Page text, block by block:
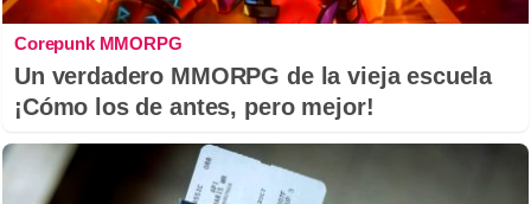
Corepunk MMORPG
Un verdadero MMORPG de la vieja escuela
¡Cómo los de antes, pero mejor!